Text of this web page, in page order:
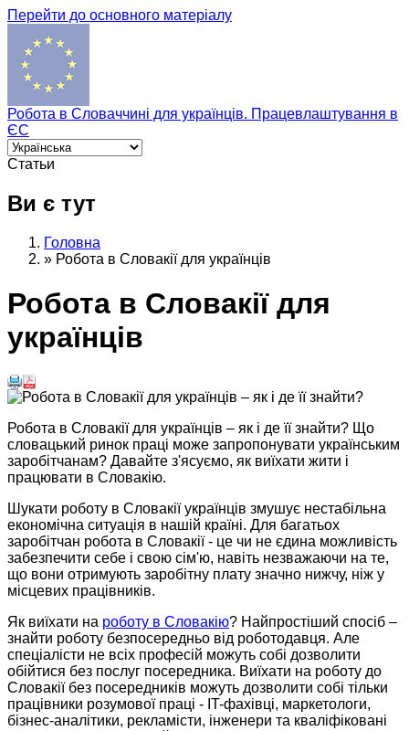
Перейти до основного матеріалу
Робота в Словаччині для українців. Працевлаштування в
ЄС
Статьи
Ви є тут
Головна
» Робота в Словакії для українців
Робота в Словакії для
українців
Робота в Словакії для українців – як і де її знайти? Що
словацький ринок праці може запропонувати українським
заробітчанам? Давайте з'ясуємо, як виїхати жити і
працювати в Словакію.
Шукати роботу в Словакії українців змушує нестабільна
економічна ситуація в нашій країні. Для багатьох
заробітчан робота в Словакії - це чи не єдина можливість
забезпечити себе і свою сім'ю, навіть незважаючи на те,
що вони отримують заробітну плату значно нижчу, ніж у
місцевих працівників.
Як виїхати на роботу в Словакію? Найпростіший спосіб –
знайти роботу безпосередньо від роботодавця. Але
спеціалісти не всіх професій можуть собі дозволити
обійтися без послуг посередника. Виїхати на роботу до
Словакії без посередників можуть дозволити собі тільки
працівники розумової праці - IT-фахівці, маркетологи,
бізнес-аналітики, рекламісти, інженери та кваліфіковані